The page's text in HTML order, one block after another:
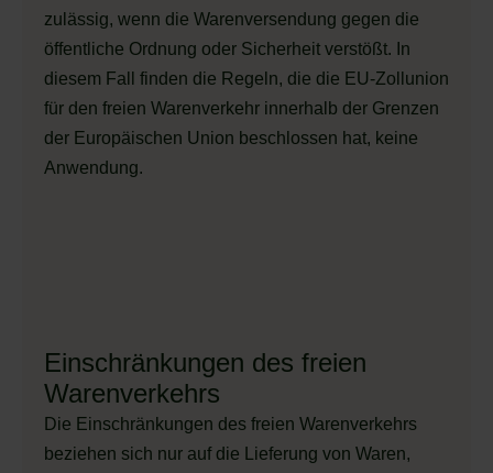
zulässig, wenn die Warenversendung gegen die
öffentliche Ordnung oder Sicherheit verstößt. In
diesem Fall finden die Regeln, die die EU-Zollunion
für den freien Warenverkehr innerhalb der Grenzen
der Europäischen Union beschlossen hat, keine
Anwendung.
Einschränkungen des freien
Warenverkehrs
Die Einschränkungen des freien Warenverkehrs
beziehen sich nur auf die Lieferung von Waren,